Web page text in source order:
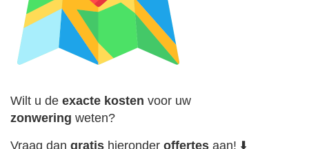
Wilt u de exacte kosten voor uw
zonwering weten?
Vraag dan gratis hieronder offertes aan! ⬇️